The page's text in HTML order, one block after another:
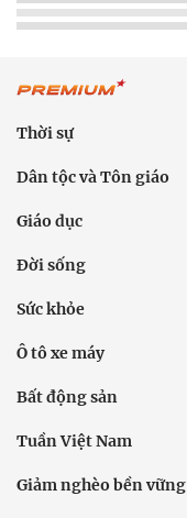
Thời sự
Dân tộc và Tôn giáo
Giáo dục
Đời sống
Sức khỏe
Ô tô xe máy
Bất động sản
Tuần Việt Nam
Giảm nghèo bền vững